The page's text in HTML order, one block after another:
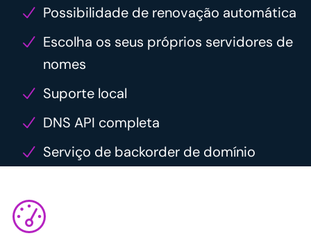
Possibilidade de renovação automática
Escolha os seus próprios servidores de
nomes
Suporte local
DNS API completa
Serviço de backorder de domínio